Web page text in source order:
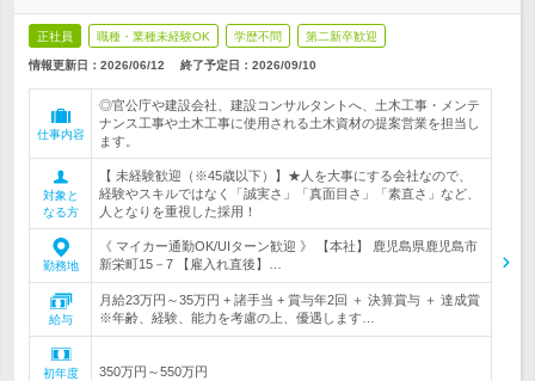
正社員 職種・業種未経験OK 学歴不問 第二新卒歓迎
情報更新日：2026/06/12 終了予定日： 2026/09/10
仕事内容
◎官公庁や建設会社、建設コンサルタントへ、土木工事・メンテ
ナンス工事や土木工事に使用される土木資材の提案営業を担当し
ます。
対象と
なる方
【 未経験歓迎（※45歳以下）】★人を大事にする会社なので、
経験やスキルではなく「誠実さ」「真面目さ」「素直さ」など、
人となりを重視した採用！
勤務地
《 マイカー通勤OK/UIターン歓迎 》 【本社】 鹿児島県鹿児島市
新栄町15－7 【雇入れ直後】…
給与
月給23万円～35万円 + 諸手当 + 賞与年2回 ＋ 決算賞与 ＋ 達成賞
※年齢、経験、能力を考慮の上、優遇します…
初年度
350万円～550万円